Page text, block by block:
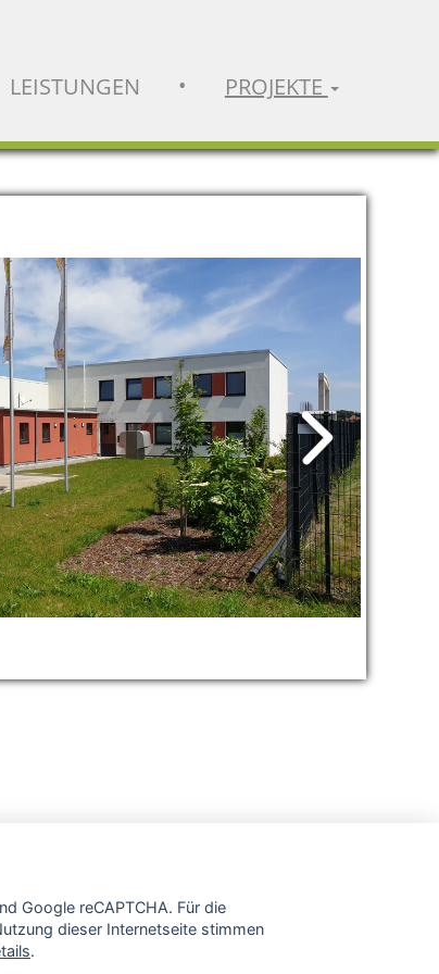
LEISTUNGEN • PROJEKTE
Google reCAPTCHA. Für die
dieser Internetseite stimmen
.